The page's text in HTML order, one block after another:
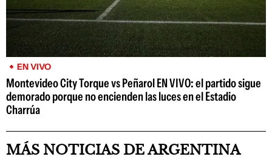
EN VIVO
Montevideo City Torque vs Peñarol EN VIVO: el partido sigue
demorado porque no encienden las luces en el Estadio
Charrúa
MÁS NOTICIAS DE ARGENTINA